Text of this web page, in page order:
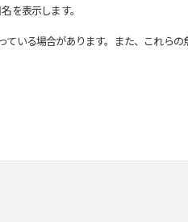
を表示します。
る場合があります。また、これらの